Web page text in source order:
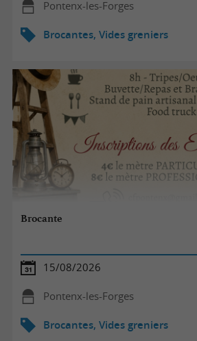
Pontenx-les-Forges
Brocantes, Vides greniers
Brocante
15/08/2026
Pontenx-les-Forges
Brocantes, Vides greniers